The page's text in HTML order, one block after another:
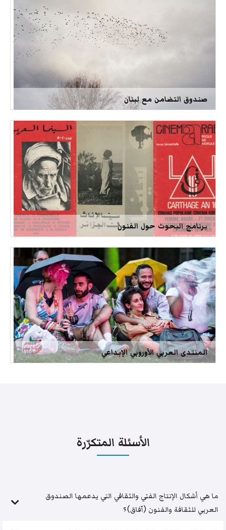
صندوق التضامن مع لبنان
برنامج البحوث حول الفنون
المنتدى العربي الأوروبي الإبداعي
الأسئلة المتكرّرة
ما هي أشكال الإنتاج الفني والثقافي التي يدعمها الصندوق
العربي للثقافة والفنون (آفاق)؟